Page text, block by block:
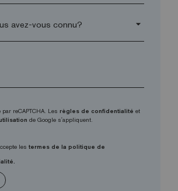
arrow_drop_down
reCAPTCHA. Les règles de confidentialité et
de Google s'appliquent.
les termes de la politique de